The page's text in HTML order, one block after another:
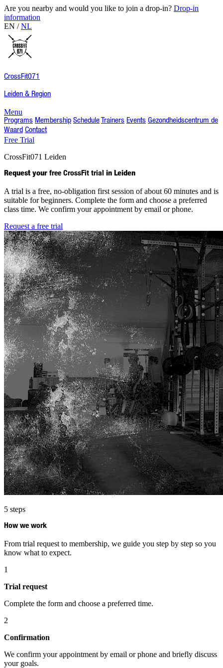
Are you nearby and would you like to join a drop-in? Drop-in
information
EN / NL
CrossFit071
Leiden & Region
Menu
Programs Membership Schedule Trainers Events Gezondheidscentrum de
Waard Contact
Free Trial
CrossFit071 Leiden
Request your free CrossFit trial in Leiden
A trial is a free, no-obligation first session of about 60 minutes and is
suitable for beginners. Complete the form and choose a preferred
class time. We confirm your appointment by email or phone.
Request a free trial
5 steps
How we work
From trial request to membership, we guide you step by step so you
know what to expect.
1
Trial request
Complete the form and choose a preferred time.
2
Confirmation
We confirm your appointment by email or phone and briefly discuss
your goals.